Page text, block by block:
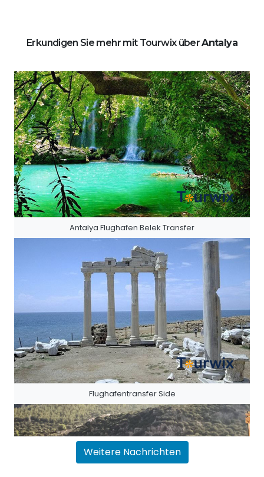
Erkundigen Sie mehr mit Tourwix überAntalya
Antalya Flughafen Belek Transfer
Flughafentransfer Side
Weitere Nachrichten